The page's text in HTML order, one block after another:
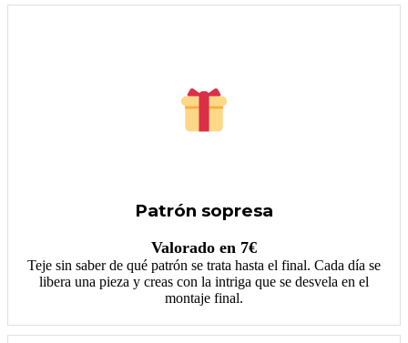
Patrón sopresa
Valorado en 7€
Teje sin saber de qué patrón se trata hasta el final. Cada día se
libera una pieza y creas con la intriga que se desvela en el
montaje final.